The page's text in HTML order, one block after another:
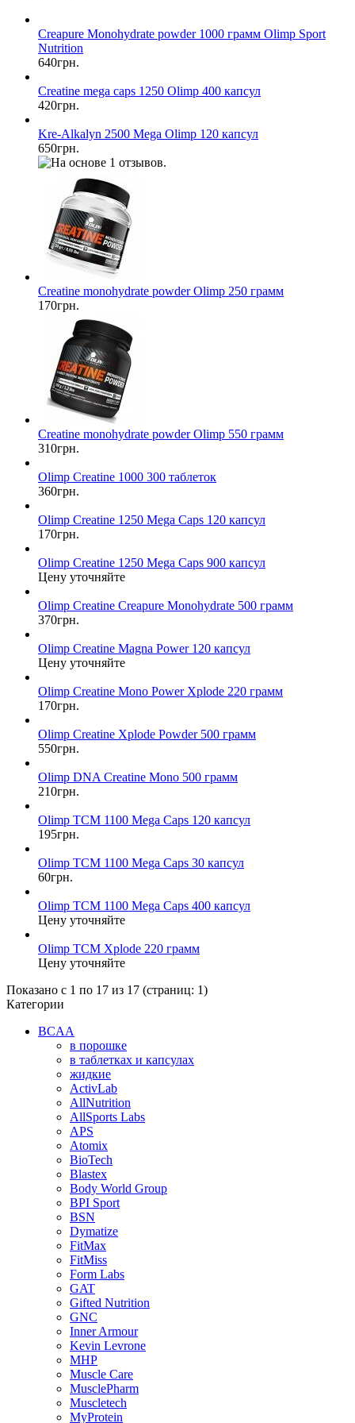
Creapure Monohydrate powder 1000 грамм Olimp Sport
Nutrition
640грн.
Creatine mega caps 1250 Olimp 400 капсул
420грн.
Kre-Alkalyn 2500 Mega Olimp 120 капсул
650грн.
Сreatine monohydrate powder Olimp 250 грамм
170грн.
Сreatine monohydrate powder Olimp 550 грамм
310грн.
Olimp Creatine 1000 300 таблеток
360грн.
Olimp Creatine 1250 Mega Caps 120 капсул
170грн.
Olimp Creatine 1250 Mega Caps 900 капсул
Цену уточняйте
Olimp Creatine Creapure Monohydrate 500 грамм
370грн.
Olimp Creatine Magna Power 120 капсул
Цену уточняйте
Olimp Creatine Mono Power Xplode 220 грамм
170грн.
Olimp Creatine Xplode Powder 500 грамм
550грн.
Olimp DNA Creatine Mono 500 грамм
210грн.
Olimp TCM 1100 Mega Caps 120 капсул
195грн.
Olimp TCM 1100 Mega Caps 30 капсул
60грн.
Olimp TCM 1100 Mega Caps 400 капсул
Цену уточняйте
Olimp TCM Xplode 220 грамм
Цену уточняйте
Показано с 1 по 17 из 17 (страниц: 1)
Категории
BCAA
в порошке
в таблетках и капсулах
жидкие
ActivLab
AllNutrition
AllSports Labs
APS
Atomix
BioTech
Blastex
Body World Group
BPI Sport
BSN
Dymatize
FitMax
FitMiss
Form Labs
GAT
Gifted Nutrition
GNC
Inner Armour
Kevin Levrone
MHP
Muscle Care
MusclePharm
Muscletech
MyProtein